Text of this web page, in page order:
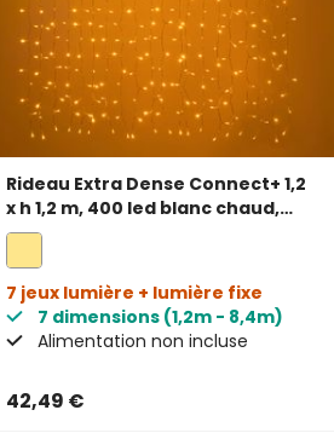
Rideau Extra Dense Connect+ 1,2
x h 1,2 m, 400 led blanc chaud,
câble transparent, prolongeable
7 jeux lumière + lumière fixe
7 dimensions (1,2m - 8,4m)
Alimentation non incluse
42,49 €